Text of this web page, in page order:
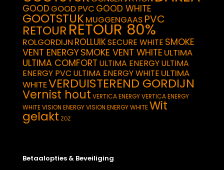
GOOD GOOD PVC GOOD WHITE
GOOTSTUKMUGGENGAAS PVC
RETOUR RETOUR 80%
ROLGORDIJN ROLLUIKSECURE WHITE SMOKE
VENT ENERGYSMOKE VENT WHITE ULTIMA
ULTIMA COMFORT ULTIMA ENERGYULTIMA
ENERGY PVC ULTIMA ENERGY WHITE ULTIMA
WHITEVERDUISTEREND GORDIJN
Vernist hout VERTICA ENERGYVERTICA ENERGY
WHITEVISION ENERGYVISION ENERGY WHITEWit
gelakt ZOZ
Betaalopties & Beveiliging